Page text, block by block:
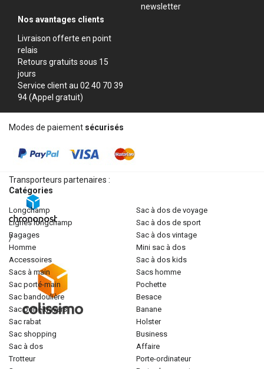
newsletter
Nos avantages clients
Livraison offerte en point
relais
Retours gratuits sous 15
jours
Service client au 02 40 70 39
94 (Appel gratuit)
Modes de paiement sécurisés
Transporteurs partenaires :
/
Catégories
longchamp
lignes longchamp
bagages
homme
accessoires
sacs à main
sac porté-main
sac bandoulière
sac porté-travers
sac rabat
sac shopping
sac à dos
trotteur
sac à dos de voyage
sac à dos de sport
sac à dos vintage
mini sac à dos
sac à dos kids
sacs homme
pochette
besace
banane
holster
business
affaire
porte-ordinateur